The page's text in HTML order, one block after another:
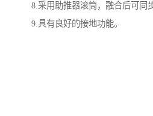
8.采用助推器滚筒，融合后可同
9.具有良好的接地功能。